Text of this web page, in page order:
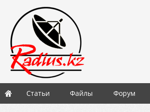
Статьи Файлы Форум